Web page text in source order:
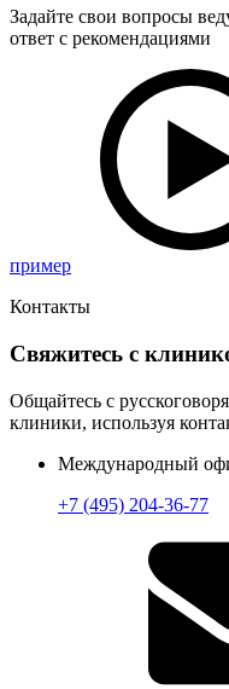
Задайте свои вопросы
ответ с рекомендациями
пример
Контакты
Свяжитесь с
Общайтесь с
клиники, используя
Международный
+7 (495) 204-36-77